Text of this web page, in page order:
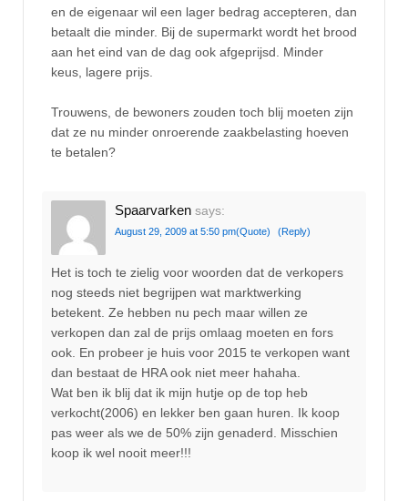
en de eigenaar wil een lager bedrag accepteren, dan
betaalt die minder. Bij de supermarkt wordt het brood
aan het eind van de dag ook afgeprijsd. Minder
keus, lagere prijs.
Trouwens, de bewoners zouden toch blij moeten zijn
dat ze nu minder onroerende zaakbelasting hoeven
te betalen?
Spaarvarken says:
August 29, 2009 at 5:50 pm(Quote) (Reply)
Het is toch te zielig voor woorden dat de verkopers
nog steeds niet begrijpen wat marktwerking
betekent. Ze hebben nu pech maar willen ze
verkopen dan zal de prijs omlaag moeten en fors
ook. En probeer je huis voor 2015 te verkopen want
dan bestaat de HRA ook niet meer hahaha.
Wat ben ik blij dat ik mijn hutje op de top heb
verkocht(2006) en lekker ben gaan huren. Ik koop
pas weer als we de 50% zijn genaderd. Misschien
koop ik wel nooit meer!!!